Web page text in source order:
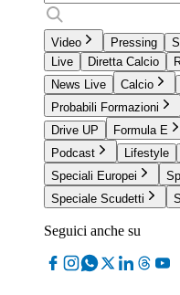
Video Pressing
Live
Diretta Calcio
News Live
Calcio
Probabili Formazioni
Drive UP
Formula E
Podcast
Lifestyle
Speciali Europei
Speciale Scudetti
Seguici anche su